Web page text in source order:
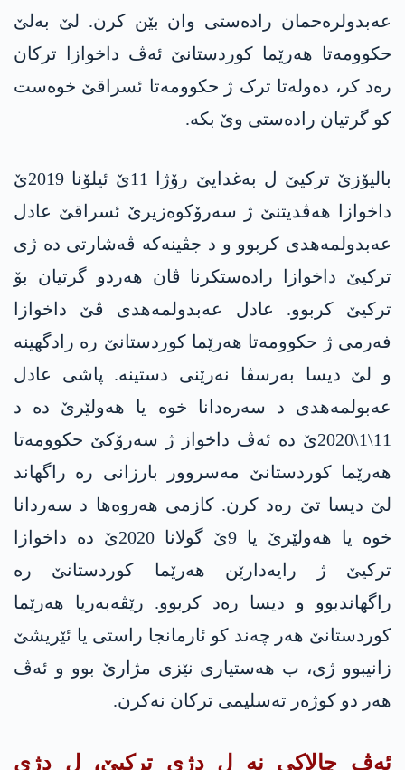
عه‌بدولره‌حمان رادەستی وان بێن کرن. لێ بەلێ
حکوومەتا هەرێما کوردستانێ ئەڤ داخوازا ترکان
رەد کر، دەولەتا ترک ژ حکوومەتا ئسراقێ خوەست
کو گرتیان رادەستی وێ بکە.
بالیۆزێ ترکیێ ل بەغدایێ رۆژا 11ێ ئیلۆنا 2019ێ
داخوازا هەڤدیتنێ ژ سەرۆکوەزیرێ ئسراقێ عادل
عەبدولمەهدی کربوو و د جڤینەکە ڤەشارتی دە ژی
ترکیێ داخوازا رادەستکرنا ڤان هەردو گرتیان بۆ
ترکیێ کربوو. عادل عەبدولمەهدی ڤێ داخوازا
فەرمی ژ حکوومەتا هەرێما کوردستانێ رە رادگهینە
و لێ دیسا بەرسڤا نه‌رێنی دستینە. پاشی عادل
عەبولمەهدی د سەره‌دانا خوە یا هەولێرێ دە د
11\1\2020ێ دە ئەڤ داخواز ژ سەرۆکێ حکوومەتا
هەرێما کوردستانێ مەسروور بارزانی رە راگهاند
لێ دیسا تێ رەد کرن. کازمی هەروه‌ها د سەردانا
خوە یا هەولێرێ یا 9ێ گولانا 2020ێ دە داخوازا
ترکیێ ژ رایەدارێن هەرێما کوردستانێ رە
راگهاندبوو و دیسا رەد کربوو. رێڤەبەریا هەرێما
کوردستانێ هەر چەند كو ئارمانجا راستی یا ئێریشێ
زانیبوو ژی، ب هەستیاری نێزی مژارێ بوو و ئەڤ
هەر دو کوژەر تەسلیمی ترکان نەکرن.
ئەڤ چالاکی نە ل دژی ترکیێ، ل دژی